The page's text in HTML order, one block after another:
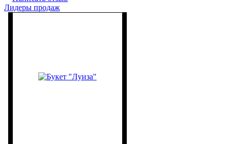
Лидеры продаж